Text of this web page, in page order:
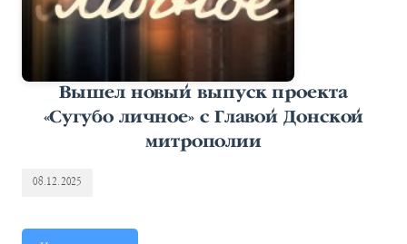
Вышел новый выпуск проекта
«Сугубо личное» с Главой Донской
митрополии
08.12.2025